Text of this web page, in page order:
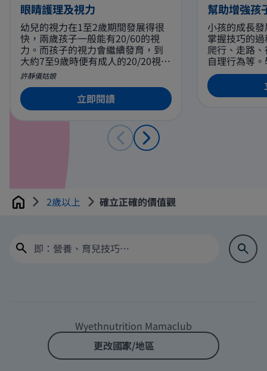
眼睛護理及視力
幼兒的視力在1至2歲期間發展得很
快，兩歲孩子一般能有20/60的視
力。而孩子的視力會繼續發育，到
大約7至9歲時便有成人的20/20視
力。
許靜儀姑娘
立即閱讀
幫助增強孩
小孩的成長
掌握技巧的
爬行、走路
自理行為等
天生的，後
學習、社交
發展是有特
Home 2歲以上 確立正確的價值觀
Wyethnutrition Mamaclub
更改國家/地區